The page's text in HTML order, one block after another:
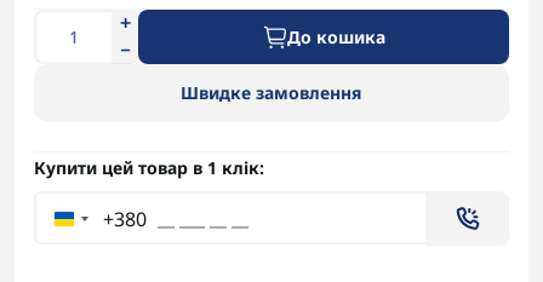
До кошика
Швидке замовлення
Купити цей товар в 1 клік:
+380